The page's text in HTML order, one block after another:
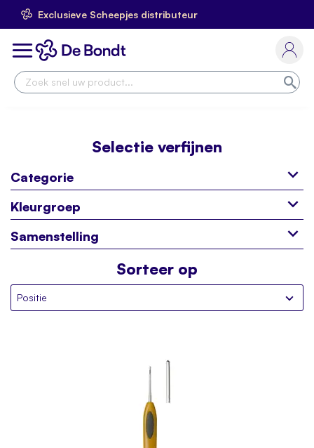
Exclusieve Scheepjes distributeur
Ga
naar
de
Toggle
Selectie verfijnen
Categorie
Kleurgroep
Samenstelling
Sorteer op